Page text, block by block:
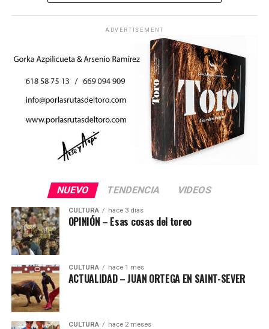
ADVERTISEMENT
NUEVO TENDENCIA VIDEOS
CULTURA hace 3 días
OPINIÓN – Esas cosas del toreo
CULTURA hace 1 mes
ACTUALIDAD – JUAN ORTEGA EN SAINT-SEVER
CULTURA hace 2 meses